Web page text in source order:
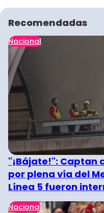
Recomendadas
Nacional
"¡Bájate!": Captan
por plena vía del
Línea 5 fueron
Nacional